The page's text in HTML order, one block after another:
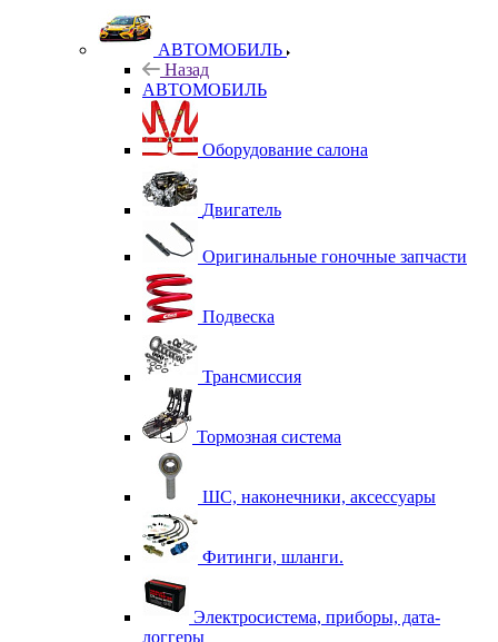
АВТОМОБИЛЬ
Назад
АВТОМОБИЛЬ
Оборудование салона
Двигатель
Оригинальные гоночные запчасти
Подвеска
Трансмиссия
Тормозная система
ШС, наконечники, аксессуары
Фитинги, шланги.
Электросистема, приборы, дата-
логгеры